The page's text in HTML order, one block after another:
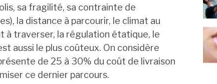
sa fragilité, sa contrainte de
la distance à parcourir, le climat au
à traverser, la régulation étatique, le
aussi le plus coûteux. On considère
de 25 à 30% du coût de livraison
ce dernier parcours.